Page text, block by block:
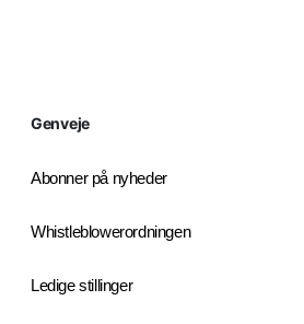
Genveje
Abonner på nyheder
Whistleblowerordningen
Ledige stillinger